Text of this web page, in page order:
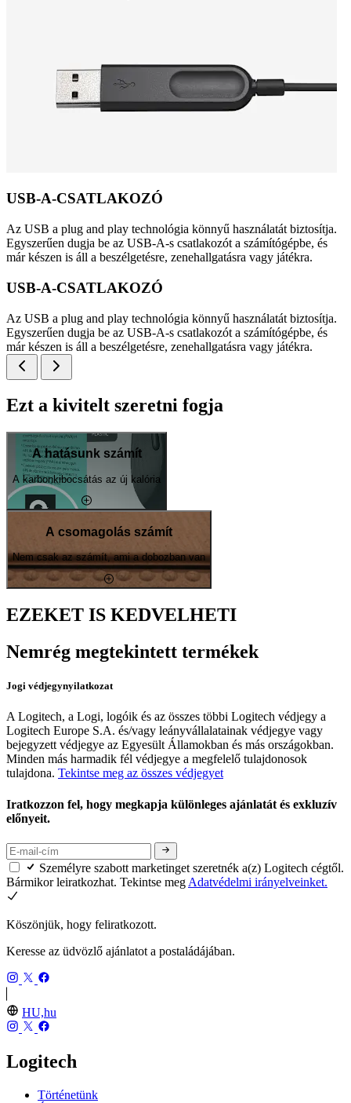
USB-A-CSATLAKOZÓ
Az USB a plug and play technológia könnyű használatát biztosítja.
Egyszerűen dugja be az USB-A-s csatlakozót a számítógépbe, és
már készen is áll a beszélgetésre, zenehallgatásra vagy játékra.
USB-A-CSATLAKOZÓ
Az USB a plug and play technológia könnyű használatát biztosítja.
Egyszerűen dugja be az USB-A-s csatlakozót a számítógépbe, és
már készen is áll a beszélgetésre, zenehallgatásra vagy játékra.
Ezt a kivitelt szeretni fogja
A hatásunk számít
A karbonkibocsátás az új kalória
A csomagolás számít
Nem csak az számít, ami a dobozban van
EZEKET IS KEDVELHETI
Nemrég megtekintett termékek
Jogi védjegynyilatkozat
A Logitech, a Logi, logóik és az összes többi Logitech védjegy a
Logitech Europe S.A. és/vagy leányvállalatainak védjegye vagy
bejegyzett védjegye az Egyesült Államokban és más országokban.
Minden más harmadik fél védjegye a megfelelő tulajdonosok
tulajdona. Tekintse meg az összes védjegyet
Iratkozzon fel, hogy megkapja különleges ajánlatát és exkluzív
előnyeit.
Személyre szabott marketinget szeretnék a(z) Logitech cégtől.
Bármikor leiratkozhat. Tekintse meg Adatvédelmi irányelveinket.
Köszönjük, hogy feliratkozott.
Keresse az üdvözlő ajánlatot a postaládájában.
HU,hu
Logitech
Történetünk